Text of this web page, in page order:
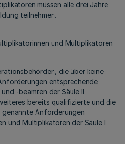
müssen alle drei Jahre
teilnehmen.
und Multiplikatoren
die über keine
entsprechende
-beamten der Säule II
bereits qualifizierte und die
genannte Anforderungen
und Multiplikatoren der Säule I